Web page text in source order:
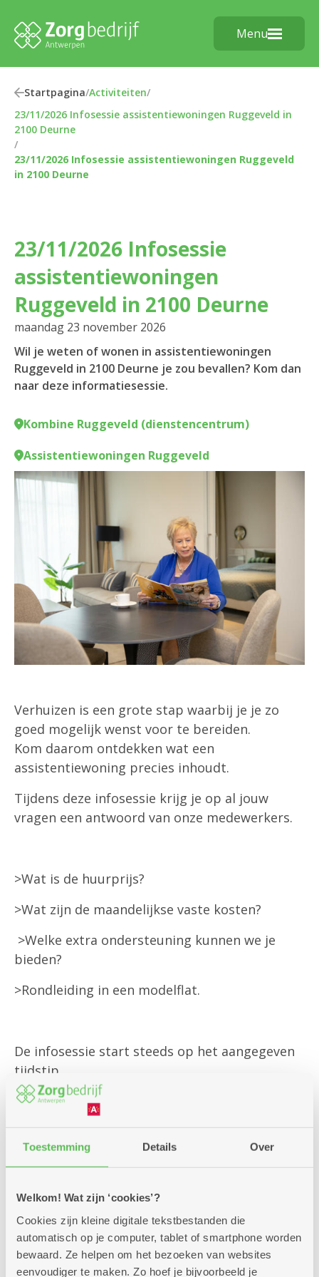
Toestemming Details Over
Welkom! Wat zijn ‘cookies’?
Cookies zijn kleine digitale tekstbestanden die
automatisch op je computer, tablet of smartphone worden
bewaard. Ze helpen om het bezoeken van websites
eenvoudiger te maken. Zo hoef je bijvoorbeeld je
Menu
Startpagina/Activiteiten/
23/11/2026 Infosessie assistentiewoningen Ruggeveld in
2100 Deurne
/
23/11/2026 Infosessie assistentiewoningen Ruggeveld
in 2100 Deurne
23/11/2026 Infosessie
assistentiewoningen
Ruggeveld in 2100 Deurne
maandag 23 november 2026
Wil je weten of wonen in assistentiewoningen
Ruggeveld in 2100 Deurne je zou bevallen? Kom dan
naar deze informatiesessie.
Kombine Ruggeveld (dienstencentrum)
Assistentiewoningen Ruggeveld
Verhuizen is een grote stap waarbij je je zo
goed mogelijk wenst voor te bereiden.
Kom daarom ontdekken wat een
assistentiewoning precies inhoudt.
Tijdens deze infosessie krijg je op al jouw
vragen een antwoord van onze medewerkers.
>Wat is de huurprijs?
>Wat zijn de maandelijkse vaste kosten?
>Welke extra ondersteuning kunnen we je
bieden?
>Rondleiding in een modelflat.
De infosessie start steeds op het aangegeven
tijdstip,
vindt plaats in het dienstencentrum en duurt
doorgaans twee uur.
(voor alle praktisch informatie zie onderaan).
Inschrijven kan via onderstaand formulier
of via onze klantendienst op 03 431 31 31.
Vermeld met hoeveel personen je komt
en wij reserveren graag jouw plaatsen.